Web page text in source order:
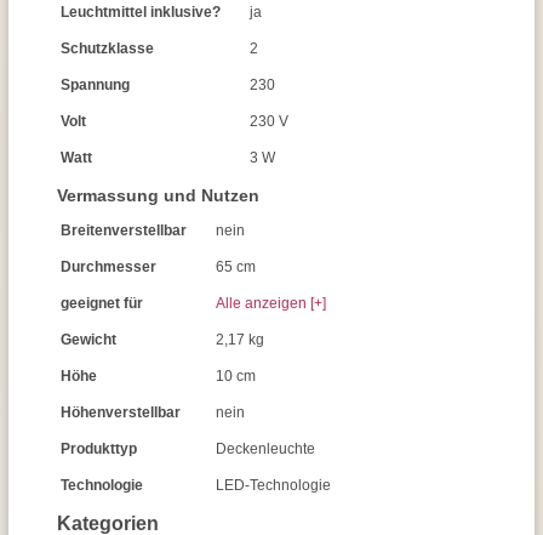
Kategorien
Leuchtmittel inklusive? ja
Schutzklasse 2
Spannung 230
Volt 230 V
Watt 3 W
Vermassung und Nutzen
Breitenverstellbar nein
Durchmesser 65 cm
geeignet für Alle anzeigen [+]
Gewicht 2,17 kg
Höhe 10 cm
Höhenverstellbar nein
Produkttyp Deckenleuchte
Technologie LED-Technologie